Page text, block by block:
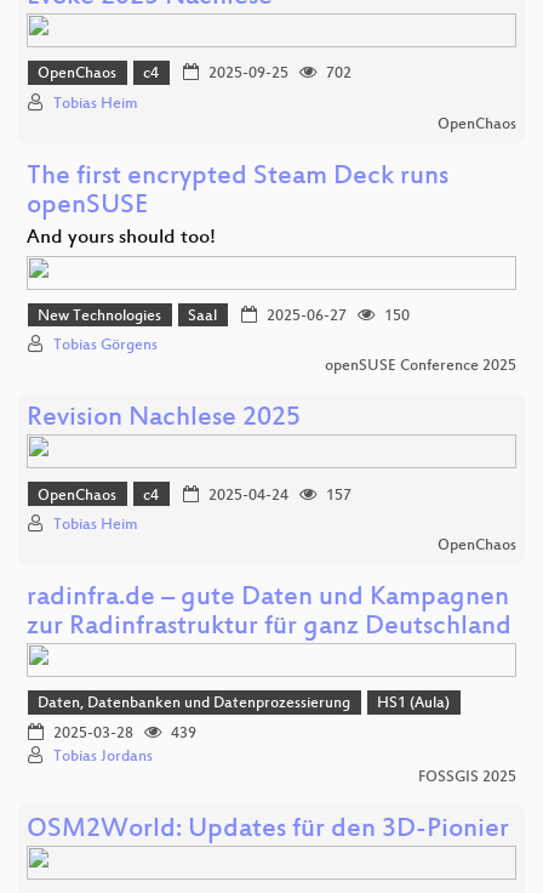
OpenChaos c4 2025-09-25
702
Tobias Heim
OpenChaos
The first encrypted Steam Deck runs
openSUSE
And yours should too!
New Technologies Saal 2025-06-27
150
Tobias Görgens
openSUSE Conference 2025
Revision Nachlese 2025
OpenChaos c4 2025-04-24
157
Tobias Heim
OpenChaos
radinfra.de – gute Daten und Kampagnen
zur Radinfrastruktur für ganz Deutschland
Daten, Datenbanken und Datenprozessierung
HS1 (Aula)
2025-03-28
439
Tobias Jordans
FOSSGIS 2025
OSM2World: Updates für den 3D-Pionier